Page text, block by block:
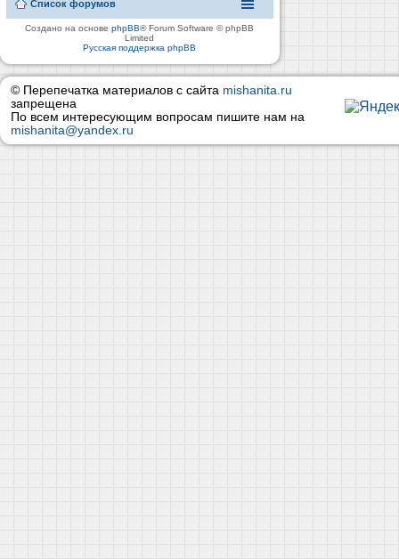
Список форумов
Создано на основеphpBB® Forum Software © phpBB
Limited
Русская поддержка phpBB
© Перепечатка материалов с сайта mishanita.ru
запрещена
По всем интересующим вопросам пишите нам на
mishanita@yandex.ru